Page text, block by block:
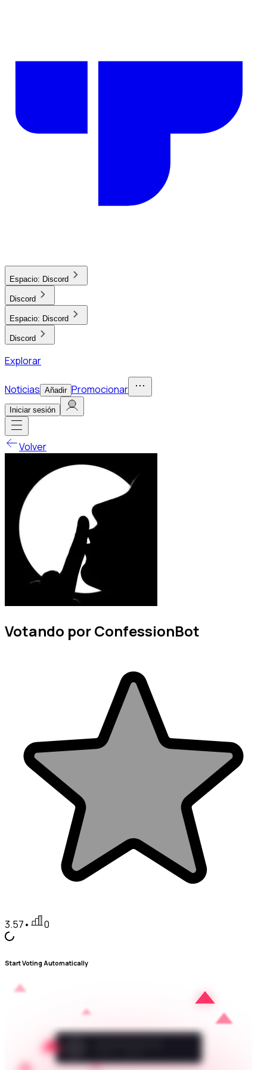
Espacio: Discord
Discord
Espacio: Discord
Discord
Explorar
Noticias Añadir Promocionar
Iniciar sesión
Volver
Votando por ConfessionBot
3.57• 0
Start Voting Automatically